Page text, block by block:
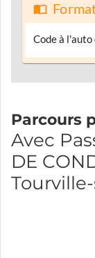
Code à l'auto
Parcours
Avec
DE